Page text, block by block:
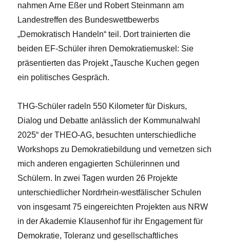
nahmen Arne Eßer und Robert Steinmann am
Landestreffen des Bundeswettbewerbs
„Demokratisch Handeln“ teil. Dort trainierten die
beiden EF-Schüler ihren Demokratiemuskel: Sie
präsentierten das Projekt „Tausche Kuchen gegen
ein politisches Gespräch.
THG-Schüler radeln 550 Kilometer für Diskurs,
Dialog und Debatte anlässlich der Kommunalwahl
2025“ der THEO-AG, besuchten unterschiedliche
Workshops zu Demokratiebildung und vernetzen sich
mich anderen engagierten Schülerinnen und
Schülern. In zwei Tagen wurden 26 Projekte
unterschiedlicher Nordrhein-westfälischer Schulen
von insgesamt 75 eingereichten Projekten aus NRW
in der Akademie Klausenhof für ihr Engagement für
Demokratie, Toleranz und gesellschaftliches